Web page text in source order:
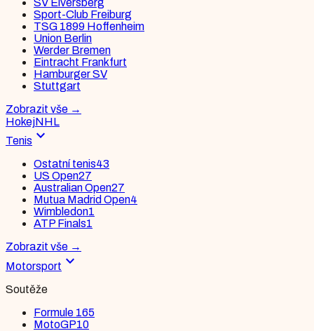
SV Elversberg
Sport-Club Freiburg
TSG 1899 Hoffenheim
Union Berlin
Werder Bremen
Eintracht Frankfurt
Hamburger SV
Stuttgart
Zobrazit vše →
HokejNHL
Tenis expand_more
Ostatní tenis43
US Open27
Australian Open27
Mutua Madrid Open4
Wimbledon1
ATP Finals1
Zobrazit vše →
Motorsport expand_more
Soutěže
Formule 165
MotoGP10